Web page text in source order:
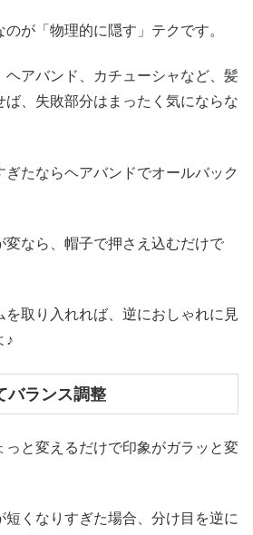
が「物理的に隠す」テクです。
ヘアバンド、カチューシャなど、髪
ば、失敗部分はまったく気にならな
たならヘアバンドでオールバック
変なら、帽子で押さえ込むだけで
を取り入れれば、逆におしゃれに見
♪
ランス調整
っと変えるだけで印象がガラッと変
短くなりすぎた場合、分け目を逆に